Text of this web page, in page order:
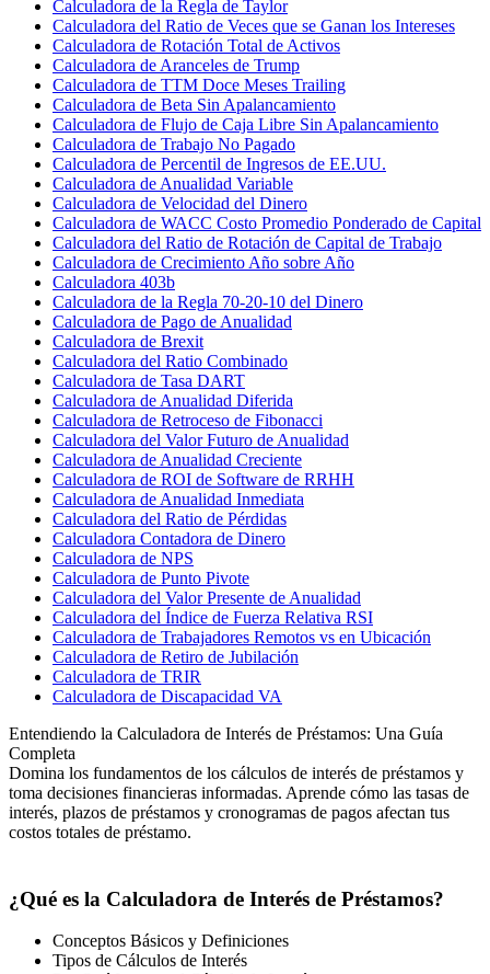
Calculadora de la Regla de Taylor
Calculadora del Ratio de Veces que se Ganan los Intereses
Calculadora de Rotación Total de Activos
Calculadora de Aranceles de Trump
Calculadora de TTM Doce Meses Trailing
Calculadora de Beta Sin Apalancamiento
Calculadora de Flujo de Caja Libre Sin Apalancamiento
Calculadora de Trabajo No Pagado
Calculadora de Percentil de Ingresos de EE.UU.
Calculadora de Anualidad Variable
Calculadora de Velocidad del Dinero
Calculadora de WACC Costo Promedio Ponderado de Capital
Calculadora del Ratio de Rotación de Capital de Trabajo
Calculadora de Crecimiento Año sobre Año
Calculadora 403b
Calculadora de la Regla 70-20-10 del Dinero
Calculadora de Pago de Anualidad
Calculadora de Brexit
Calculadora del Ratio Combinado
Calculadora de Tasa DART
Calculadora de Anualidad Diferida
Calculadora de Retroceso de Fibonacci
Calculadora del Valor Futuro de Anualidad
Calculadora de Anualidad Creciente
Calculadora de ROI de Software de RRHH
Calculadora de Anualidad Inmediata
Calculadora del Ratio de Pérdidas
Calculadora Contadora de Dinero
Calculadora de NPS
Calculadora de Punto Pivote
Calculadora del Valor Presente de Anualidad
Calculadora del Índice de Fuerza Relativa RSI
Calculadora de Trabajadores Remotos vs en Ubicación
Calculadora de Retiro de Jubilación
Calculadora de TRIR
Calculadora de Discapacidad VA
Entendiendo la Calculadora de Interés de Préstamos: Una Guía
Completa
Domina los fundamentos de los cálculos de interés de préstamos y
toma decisiones financieras informadas. Aprende cómo las tasas de
interés, plazos de préstamos y cronogramas de pagos afectan tus
costos totales de préstamo.
¿Qué es la Calculadora de Interés de Préstamos?
Conceptos Básicos y Definiciones
Tipos de Cálculos de Interés